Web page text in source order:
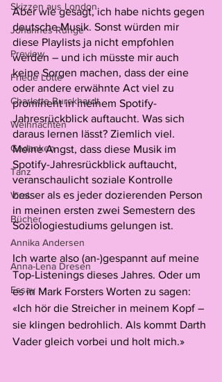
Skizzen aus London
Johannes Runge
Preview
Friede Lotte
Charlotte Burckhardt
Weihnachten
Gedanken
Tanz
Viral.
Bücher
Annika Andersen
Anna-Lena Dresen
Essay
Aber wie gesagt, ich habe nichts gegen
deutsche Musik. Sonst würden mir
diese Playlists ja nicht empfohlen
werden – und ich müsste mir auch
keine Sorgen machen, dass der eine
oder andere erwähnte Act viel zu
prominent in meinem Spotify-
Jahresrückblick auftaucht. Was sich
daraus lernen lässt? Ziemlich viel.
Meine Angst, dass diese Musik im
Spotify-Jahresrückblick auftaucht,
veranschaulicht soziale Kontrolle
besser als es jeder dozierenden Person
in meinen ersten zwei Semestern des
Soziologiestudiums gelungen ist.
Ich warte also (an-)gespannt auf meine
Top-Listenings dieses Jahres. Oder um
es in Mark Forsters Worten zu sagen:
«Ich hör die Streicher in meinem Kopf –
sie klingen bedrohlich. Als kommt Darth
Vader gleich vorbei und holt mich.»